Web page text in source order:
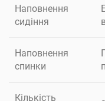
Наповнення
сидіння
Наповнення
спинки
Кількість